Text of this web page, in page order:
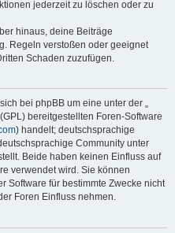
jederzeit zu löschen oder zu
hinaus, deine Beiträge
Regeln verstoßen oder geeignet
Schaden zuzufügen.
bei phpBB um eine unter der „
(GPL) bereitgestellten Foren-Software
) handelt; deutschsprachige
Community unter
Beide haben keinen Einfluss auf
verwendet wird. Sie können
Software für bestimmte Zwecke nicht
Foren Einfluss nehmen.